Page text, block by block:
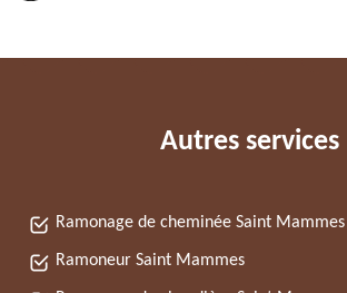
Autres services
Ramonage de cheminée Saint Mammes
Ramoneur Saint Mammes